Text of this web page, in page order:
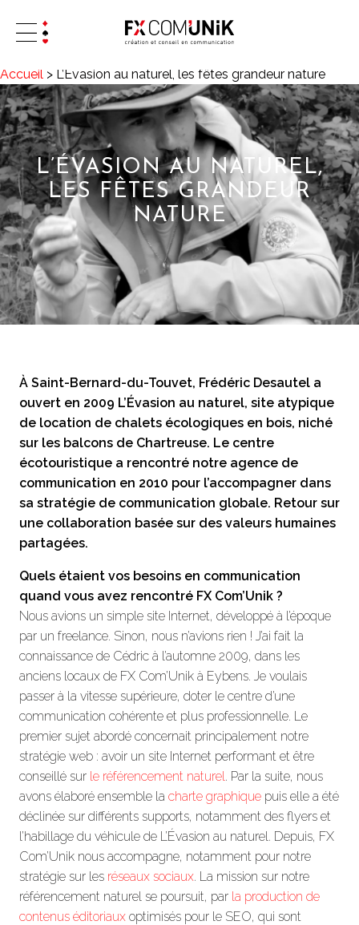
Accueil > L’Évasion au naturel, les fêtes grandeur nature
L’ÉVASION AU NATUREL,
LES FÊTES GRANDEUR
NATURE
À Saint-Bernard-du-Touvet, Frédéric Desautel a
ouvert en 2009 L’Évasion au naturel, site atypique
de location de chalets écologiques en bois, niché
sur les balcons de Chartreuse. Le centre
écotouristique a rencontré notre agence de
communication en 2010 pour l’accompagner dans
sa stratégie de communication globale. Retour sur
une collaboration basée sur des valeurs humaines
partagées.
Quels étaient vos besoins en communication
quand vous avez rencontré FX Com’Unik ?
Nous avions un simple site Internet, développé à l’époque
par un freelance. Sinon, nous n’avions rien ! J’ai fait la
connaissance de Cédric à l’automne 2009, dans les
anciens locaux de FX Com’Unik à Eybens. Je voulais
passer à la vitesse supérieure, doter le centre d’une
communication cohérente et plus professionnelle. Le
premier sujet abordé concernait principalement notre
stratégie web : avoir un site Internet performant et être
conseillé sur le référencement naturel. Par la suite, nous
avons élaboré ensemble la charte graphique puis elle a été
déclinée sur différents supports, notamment des flyers et
l’habillage du véhicule de L’Évasion au naturel. Depuis, FX
Com’Unik nous accompagne, notamment pour notre
stratégie sur les réseaux sociaux. La mission sur notre
référencement naturel se poursuit, par la production de
contenus éditoriaux optimisés pour le SEO, qui sont